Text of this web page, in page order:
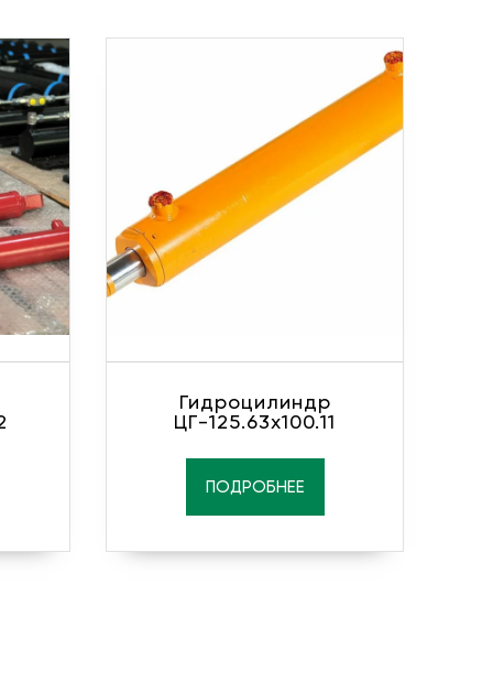
Гидроцилиндр
ЦГ-125.63х100.11
ПОДРОБНЕЕ